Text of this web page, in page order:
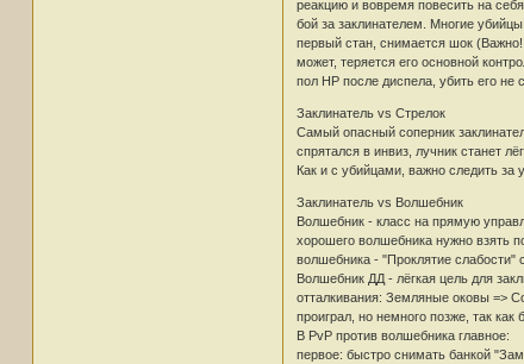
реакцию и вовремя повесить на
бой за заклинателем. Многие
первый стан, снимается шок
может, теряется его основной
пол HP после диспела, убить его не
Заклинатель vs Стрелок
Самый опасный соперник
спрятался в инвиз, лучник станет
Как и с убийцами, важно следить за
Заклинатель vs Волшебник
Волшебник - класс на прямую
хорошего волшебника нужно взять
волшебника - "Проклятие слабости"
Волшебник ДД - лёгкая цель для
отталкивания: Земляные оковы =>
проиграл, но немного позже, так
В PvP против волшебника главное:
первое: быстро снимать банкой